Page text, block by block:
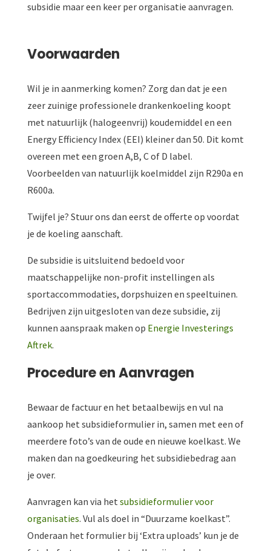
subsidie maar een keer per organisatie aanvragen.
Voorwaarden
Wil je in aanmerking komen? Zorg dan dat je een
zeer zuinige professionele drankenkoeling koopt
met natuurlijk (halogeenvrij) koudemiddel en een
Energy Efficiency Index (EEI) kleiner dan 50. Dit komt
overeen met een groen A,B, C of D label.
Voorbeelden van natuurlijk koelmiddel zijn R290a en
R600a.
Twijfel je? Stuur ons dan eerst de offerte op voordat
je de koeling aanschaft.
De subsidie is uitsluitend bedoeld voor
maatschappelijke non-profit instellingen als
sportaccommodaties, dorpshuizen en speeltuinen.
Bedrijven zijn uitgesloten van deze subsidie, zij
kunnen aanspraak maken op Energie Investerings
Aftrek.
Procedure en Aanvragen
Bewaar de factuur en het betaalbewijs en vul na
aankoop het subsidieformulier in, samen met een of
meerdere foto’s van de oude en nieuwe koelkast. We
maken dan na goedkeuring het subsidiebedrag aan
je over.
Aanvragen kan via het subsidieformulier voor
organisaties. Vul als doel in “Duurzame koelkast”.
Onderaan het formulier bij ‘Extra uploads’ kun je de